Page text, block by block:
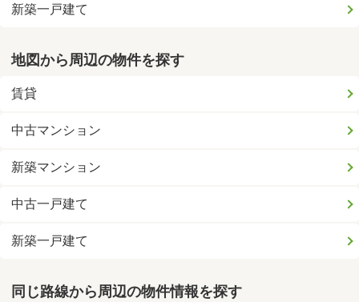
新築一戸建て
地図から周辺の物件を探す
賃貸
中古マンション
新築マンション
中古一戸建て
新築一戸建て
同じ路線から周辺の物件情報を探す